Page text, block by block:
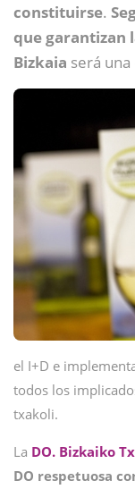
constituirse.
que garantizan
Bizkaia será
el I+D e
todos los
txakoli.
La DO. Bizkaiko
DO respetuosa